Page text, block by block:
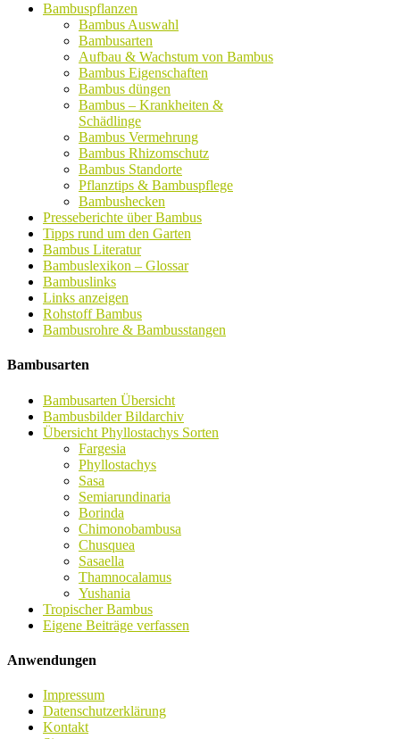
Bambuspflanzen
Bambus Auswahl
Bambusarten
Aufbau & Wachstum von Bambus
Bambus Eigenschaften
Bambus düngen
Bambus – Krankheiten &
Schädlinge
Bambus Vermehrung
Bambus Rhizomschutz
Bambus Standorte
Pflanztips & Bambuspflege
Bambushecken
Presseberichte über Bambus
Tipps rund um den Garten
Bambus Literatur
Bambuslexikon – Glossar
Bambuslinks
Links anzeigen
Rohstoff Bambus
Bambusrohre & Bambusstangen
Bambusarten
Bambusarten Übersicht
Bambusbilder Bildarchiv
Übersicht Phyllostachys Sorten
Fargesia
Phyllostachys
Sasa
Semiarundinaria
Borinda
Chimonobambusa
Chusquea
Sasaella
Thamnocalamus
Yushania
Tropischer Bambus
Eigene Beiträge verfassen
Anwendungen
Impressum
Datenschutzerklärung
Kontakt